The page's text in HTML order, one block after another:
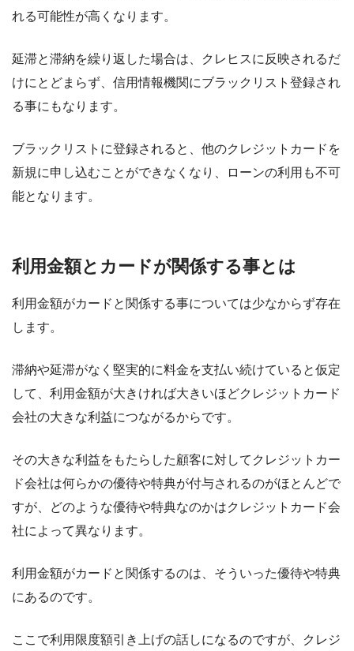
れる可能性が高くなります。
延滞と滞納を繰り返した場合は、クレヒスに反映されるだ
けにとどまらず、 信用情報機関にブラックリスト登録され
る事にもなります。
ブラックリストに登録されると、他のクレジットカードを
新規に申し込むことができなくなり、ローンの利用も不可
能となります。
利用金額とカードが関係する事とは
利用金額がカードと関係する事については少なからず存在
します。
滞納や延滞がなく堅実的に料金を支払い続けていると仮定
して、利用金額が大きければ大きいほどクレジットカード
会社の大きな利益につながるからです。
その大きな利益をもたらした顧客に対してクレジットカー
ド会社は何らかの優待や特典が付与されるのがほとんどで
すが、どのような優待や特典なのかはクレジットカード会
社によって異なります。
利用金額がカードと関係するのは、そういった優待や特典
にあるのです。
ここで利用限度額引き上げの話しになるのですが、クレジ